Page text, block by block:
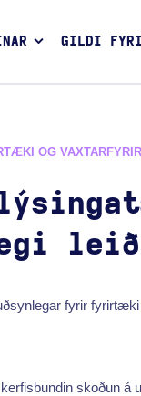
GILDI
OG
fyrir
skoðun á